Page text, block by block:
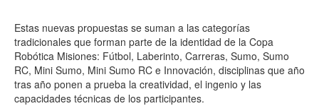
Estas nuevas propuestas se suman a las categorías
tradicionales que forman parte de la identidad de la Copa
Robótica Misiones: Fútbol, Laberinto, Carreras, Sumo, Sumo
RC, Mini Sumo, Mini Sumo RC e Innovación, disciplinas que año
tras año ponen a prueba la creatividad, el ingenio y las
capacidades técnicas de los participantes.